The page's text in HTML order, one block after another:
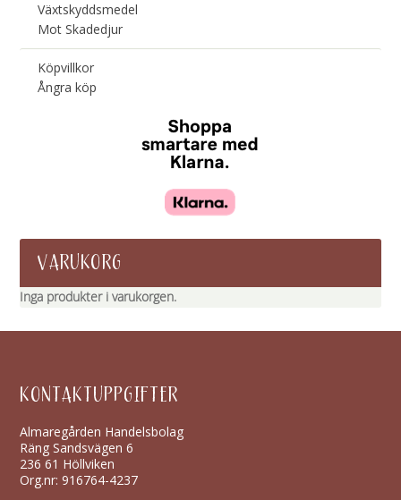
Växtskyddsmedel
Mot Skadedjur
Köpvillkor
Ångra köp
VARUKORG
Inga produkter i varukorgen.
KONTAKTUPPGIFTER
Almaregården Handelsbolag
Räng Sandsvägen 6
236 61 Höllviken
Org.nr: 916764-4237